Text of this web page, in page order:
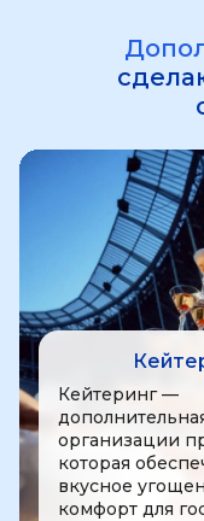
Кейтеринг —
организации
которая
вкусное
комфорт для